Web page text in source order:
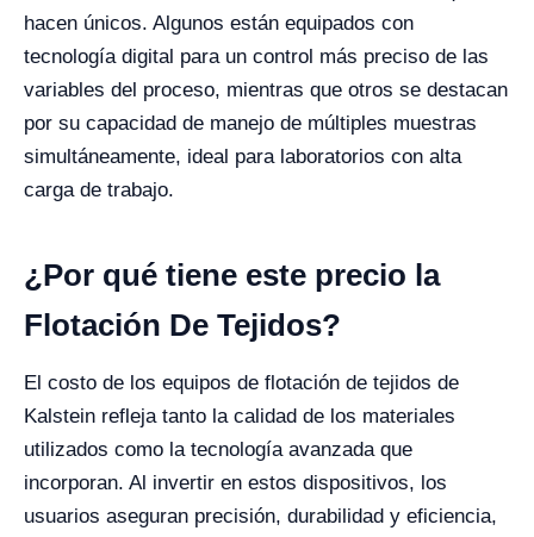
hacen únicos. Algunos están equipados con
tecnología digital para un control más preciso de las
variables del proceso, mientras que otros se destacan
por su capacidad de manejo de múltiples muestras
simultáneamente, ideal para laboratorios con alta
carga de trabajo.
¿Por qué tiene este precio la
Flotación De Tejidos?
El costo de los equipos de flotación de tejidos de
Kalstein refleja tanto la calidad de los materiales
utilizados como la tecnología avanzada que
incorporan. Al invertir en estos dispositivos, los
usuarios aseguran precisión, durabilidad y eficiencia,